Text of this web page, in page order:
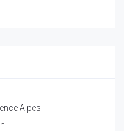
Alpes